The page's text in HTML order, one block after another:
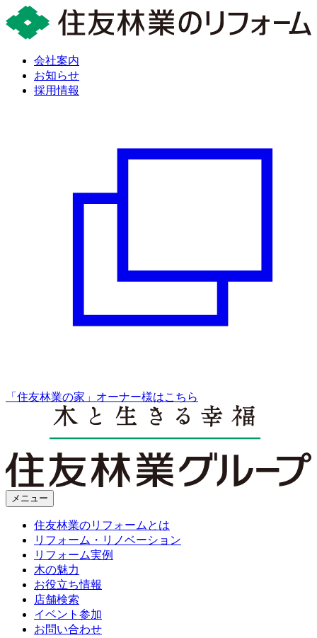
会社案内
お知らせ
採用情報
「住友林業の家」オーナー様はこちら
メニュー
住友林業のリフォームとは
リフォーム・リノベーション
リフォーム実例
木の魅力
お役立ち情報
店舗検索
イベント参加
お問い合わせ